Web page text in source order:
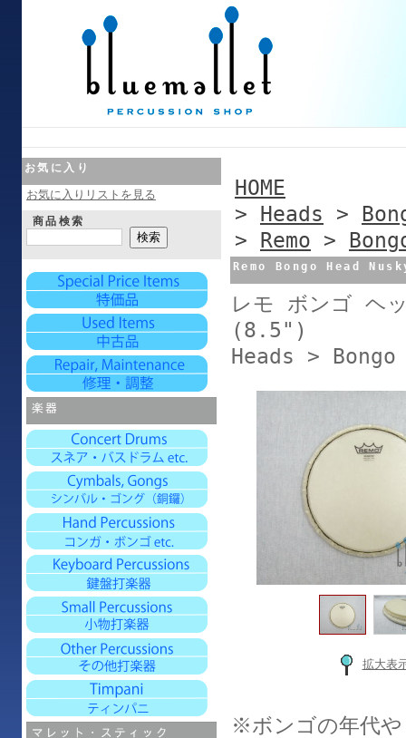
お気に入り
お気に入りリストを見る
商品検索
HOME
> Heads >
> Remo >
Remo Bongo Head
レモ ボンゴ ヘ
(8.5")
Heads > Bongo
拡大表
※ボンゴの年代や